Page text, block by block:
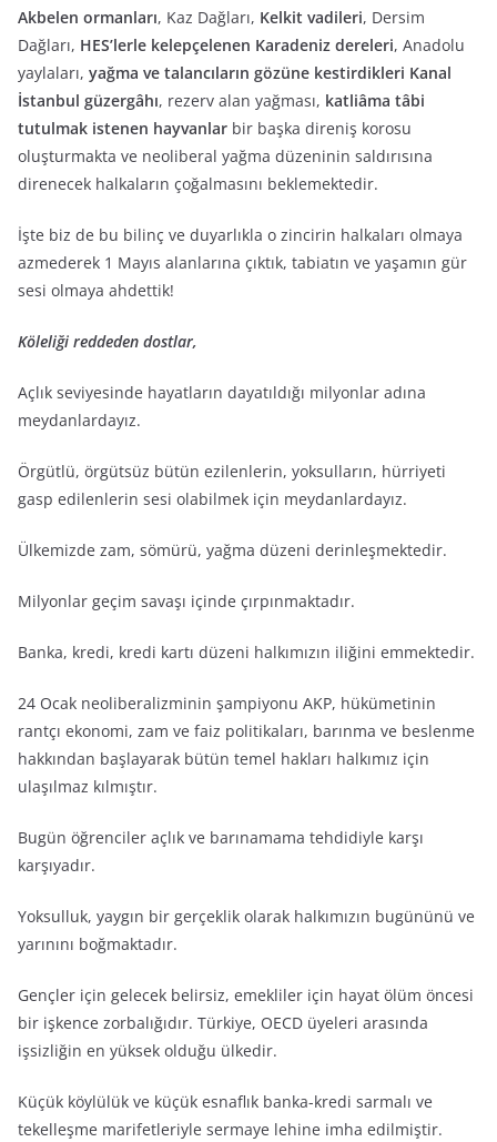
Akbelen ormanları, Kaz Dağları, Kelkit vadileri, Dersim
Dağları, HES’lerle kelepçelenen Karadeniz dereleri, Anadolu
yaylaları, yağma ve talancıların gözüne kestirdikleri Kanal
İstanbul güzergâhı, rezerv alan yağması, katliâma tâbi
tutulmak istenen hayvanlar bir başka direniş korosu
oluşturmakta ve neoliberal yağma düzeninin saldırısına
direnecek halkaların çoğalmasını beklemektedir.
İşte biz de bu bilinç ve duyarlıkla o zincirin halkaları olmaya
azmederek 1 Mayıs alanlarına çıktık, tabiatın ve yaşamın gür
sesi olmaya ahdettik!
Köleliği reddeden dostlar,
Açlık seviyesinde hayatların dayatıldığı milyonlar adına
meydanlardayız.
Örgütlü, örgütsüz bütün ezilenlerin, yoksulların, hürriyeti
gasp edilenlerin sesi olabilmek için meydanlardayız.
Ülkemizde zam, sömürü, yağma düzeni derinleşmektedir.
Milyonlar geçim savaşı içinde çırpınmaktadır.
Banka, kredi, kredi kartı düzeni halkımızın iliğini emmektedir.
24 Ocak neoliberalizminin şampiyonu AKP, hükümetinin
rantçı ekonomi, zam ve faiz politikaları, barınma ve beslenme
hakkından başlayarak bütün temel hakları halkımız için
ulaşılmaz kılmıştır.
Bugün öğrenciler açlık ve barınamama tehdidiyle karşı
karşıyadır.
Yoksulluk, yaygın bir gerçeklik olarak halkımızın bugününü ve
yarınını boğmaktadır.
Gençler için gelecek belirsiz, emekliler için hayat ölüm öncesi
bir işkence zorbalığıdır. Türkiye, OECD üyeleri arasında
işsizliğin en yüksek olduğu ülkedir.
Küçük köylülük ve küçük esnaflık banka-kredi sarmalı ve
tekelleşme marifetleriyle sermaye lehine imha edilmiştir.